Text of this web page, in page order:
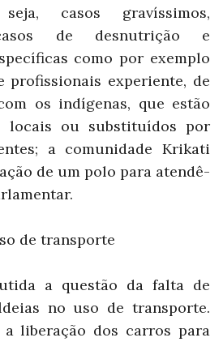
casos gravíssimos,
de desnutrição e
como por exemplo
profissionais experiente, de
os indígenas, que estão
locais ou substituídos por
a comunidade Krikati
de um polo para atendê-
de transporte
a questão da falta de
no uso de transporte.
a liberação dos carros para